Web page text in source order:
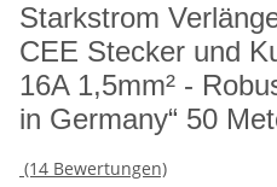
Starkstrom
CEE Stecker und
16A 1,5mm² -
in Germany“ 50
(14 Bewertungen)